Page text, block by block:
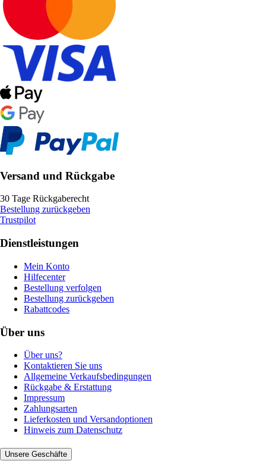
Versand und Rückgabe
30 Tage Rückgaberecht
Bestellung zurückgeben
Trustpilot
Dienstleistungen
Mein Konto
Hilfecenter
Bestellung verfolgen
Bestellung zurückgeben
Rabattcodes
Über uns
Über uns?
Kontaktieren Sie uns
Allgemeine Verkaufsbedingungen
Rückgabe & Erstattung
Impressum
Zahlungsarten
Lieferkosten und Versandoptionen
Hinweis zum Datenschutz
Unsere Geschäfte